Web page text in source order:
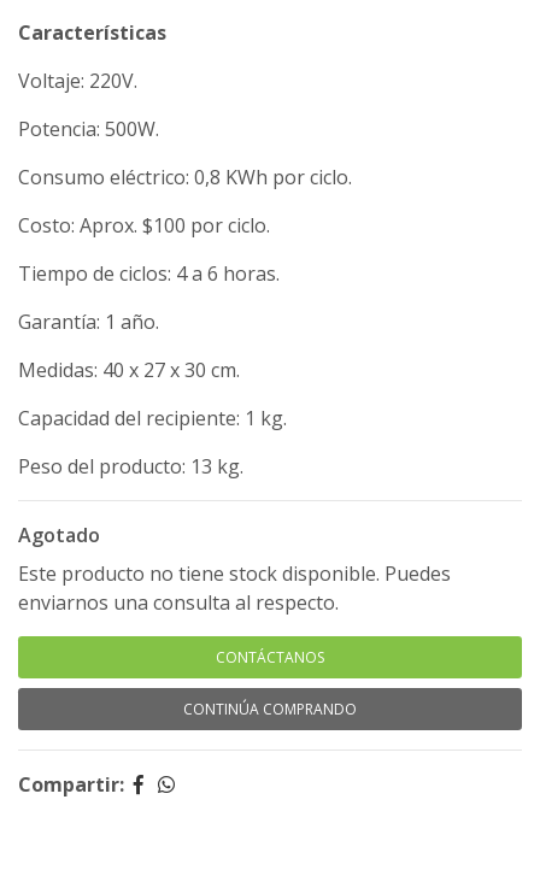
Características
Voltaje: 220V.
Potencia: 500W.
Consumo eléctrico: 0,8 KWh por ciclo.
Costo: Aprox. $100 por ciclo.
Tiempo de ciclos: 4 a 6 horas.
Garantía: 1 año.
Medidas: 40 x 27 x 30 cm.
Capacidad del recipiente: 1 kg.
Peso del producto: 13 kg.
Agotado
Este producto no tiene stock disponible. Puedes
enviarnos una consulta al respecto.
CONTÁCTANOS
CONTINÚA COMPRANDO
Compartir: